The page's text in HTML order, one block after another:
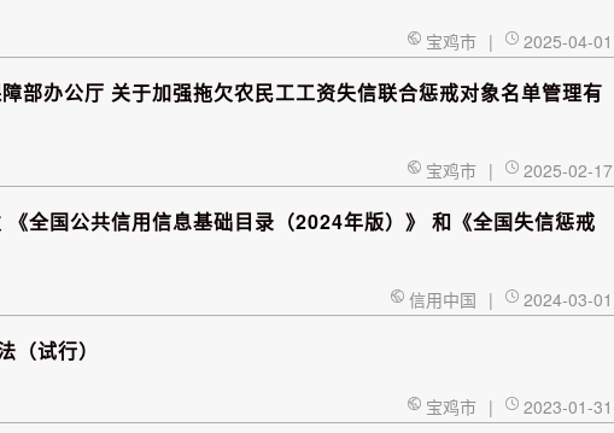
宝鸡市 | 2025-04-01
部办公厅 关于加强拖欠农民工工资失信联合惩戒对象名单管理有
宝鸡市 | 2025-02-17
全国公共信用信息基础目录（2024年版）》 和《全国失信惩戒
信用中国 | 2024-03-01
试行）
宝鸡市 | 2023-01-31